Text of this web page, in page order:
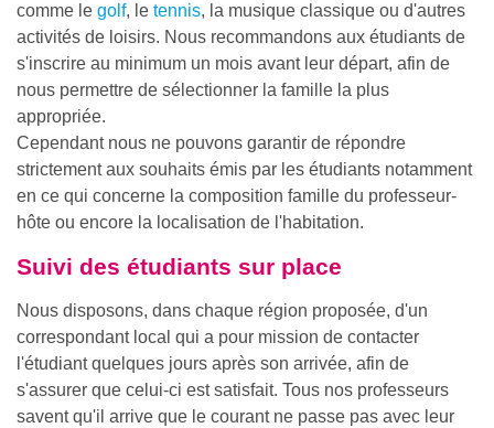
comme le golf, le tennis, la musique classique ou d'autres
activités de loisirs. Nous recommandons aux étudiants de
s'inscrire au minimum un mois avant leur départ, afin de
nous permettre de sélectionner la famille la plus
appropriée.
Cependant nous ne pouvons garantir de répondre
strictement aux souhaits émis par les étudiants notamment
en ce qui concerne la composition famille du professeur-
hôte ou encore la localisation de l'habitation.
Suivi des étudiants sur place
Nous disposons, dans chaque région proposée, d'un
correspondant local qui a pour mission de contacter
l'étudiant quelques jours après son arrivée, afin de
s'assurer que celui-ci est satisfait. Tous nos professeurs
savent qu'il arrive que le courant ne passe pas avec leur